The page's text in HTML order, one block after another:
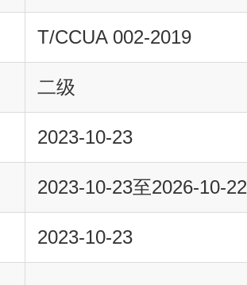
T/CCUA 002-2019
二级
2023-10-23
2023-10-23至2026-10-22
2023-10-23